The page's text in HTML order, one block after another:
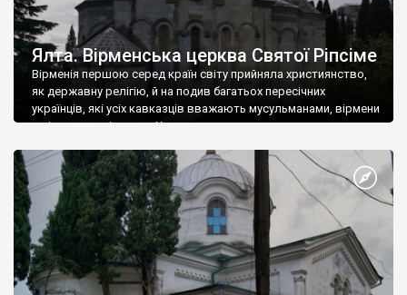
Ялта. Вірменська церква Святої Ріпсіме
Вірменія першою серед країн світу прийняла християнство,
як державну релігію, й на подив багатьох пересічних
українців, які усіх кавказців вважають мусульманами, вірмени
є відданими вірянами Христа